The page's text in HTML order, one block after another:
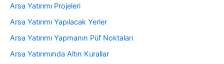
Arsa Yatırımı Projeleri
Arsa Yatırımı Yapılacak Yerler
Arsa Yatırımı Yapmanın Püf Noktaları
Arsa Yatırımında Altın Kurallar